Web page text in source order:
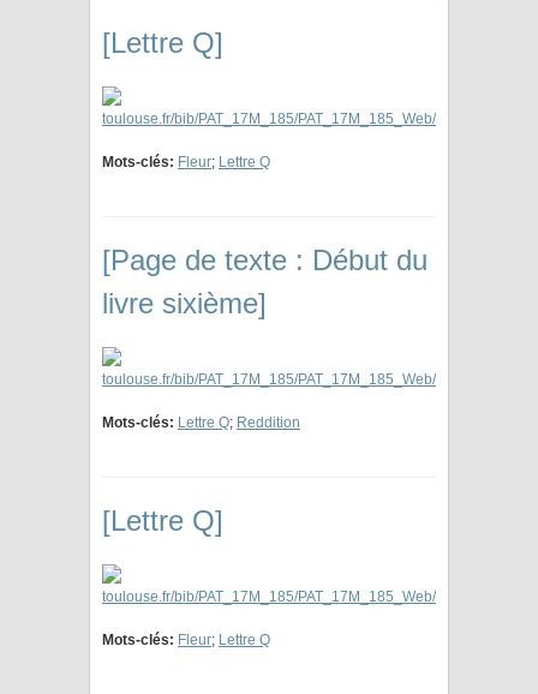
[Lettre Q]
Mots-clés: Fleur; Lettre Q
[Page de texte : Début du
livre sixième]
Mots-clés: Lettre Q; Reddition
[Lettre Q]
Mots-clés: Fleur; Lettre Q